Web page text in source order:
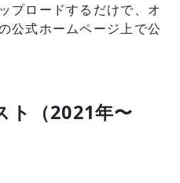
プロードするだけで、オ
公式ホームページ上で公
ト（2021年〜